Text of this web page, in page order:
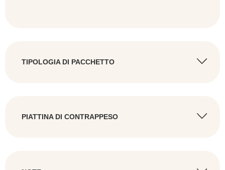
TIPOLOGIA DI PACCHETTO
PIATTINA DI CONTRAPPESO